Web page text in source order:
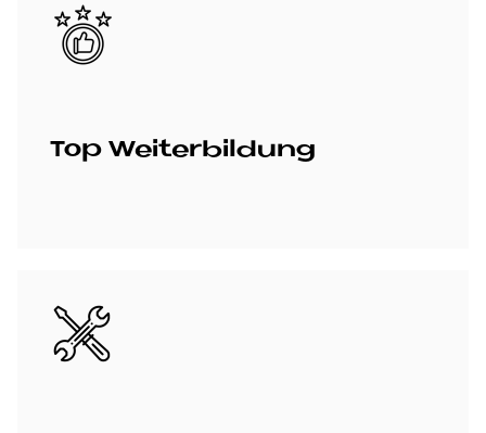
Bild
Top Wei­ter­bil­dung
Bild